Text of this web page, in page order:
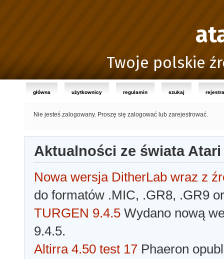
Twoje polskie
główna użytkownicy regulamin szukaj
Nie jesteś zalogowany. Proszę się zalogować lub zarejestrować.
Aktualności ze świata Atari
Nowa wersja DitherLab wraz z
do formatów .MIC, .GR8, .GR9
TURGEN 9.4.5 Wydano nową
9.4.5.
Altirra 4.50 test 17 Phaeron